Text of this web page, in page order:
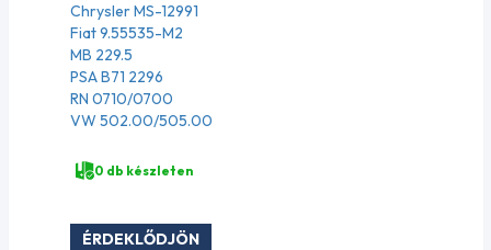
Chrysler MS-12991
Fiat 9.55535-M2
MB 229.5
PSA B71 2296
RN 0710/0700
VW 502.00/505.00
0 db készleten
ÉRDEKLŐDJÖN